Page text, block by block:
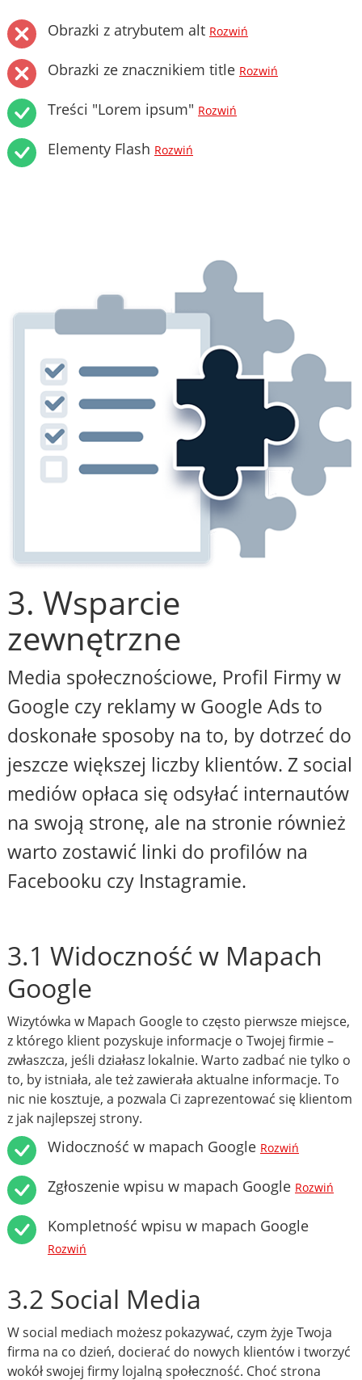
Obrazki z atrybutem alt Rozwiń
Obrazki ze znacznikiem title Rozwiń
Treści "Lorem ipsum" Rozwiń
Elementy Flash Rozwiń
3. Wsparcie
zewnętrzne
Media społecznościowe, Profil Firmy w
Google czy reklamy w Google Ads to
doskonałe sposoby na to, by dotrzeć do
jeszcze większej liczby klientów. Z social
mediów opłaca się odsyłać internautów
na swoją stronę, ale na stronie również
warto zostawić linki do profilów na
Facebooku czy Instagramie.
3.1 Widoczność w Mapach
Google
Wizytówka w Mapach Google to często pierwsze miejsce,
z którego klient pozyskuje informacje o Twojej firmie –
zwłaszcza, jeśli działasz lokalnie. Warto zadbać nie tylko o
to, by istniała, ale też zawierała aktualne informacje. To
nic nie kosztuje, a pozwala Ci zaprezentować się klientom
z jak najlepszej strony.
Widoczność w mapach Google Rozwiń
Zgłoszenie wpisu w mapach Google Rozwiń
Kompletność wpisu w mapach Google
Rozwiń
3.2 Social Media
W social mediach możesz pokazywać, czym żyje Twoja
firma na co dzień, docierać do nowych klientów i tworzyć
wokół swojej firmy lojalną społeczność. Choć strona